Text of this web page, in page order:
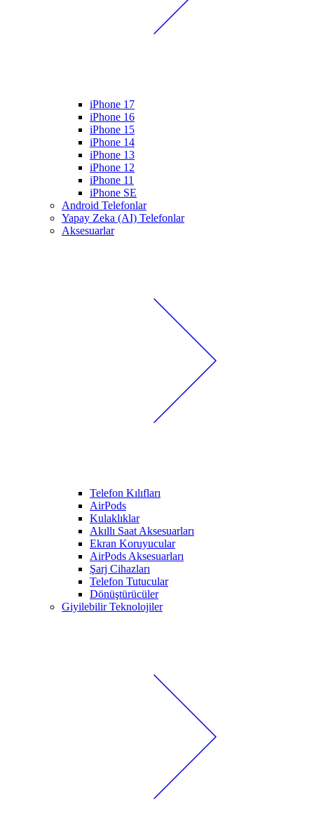
iPhone 17
iPhone 16
iPhone 15
iPhone 14
iPhone 13
iPhone 12
iPhone 11
iPhone SE
Android Telefonlar
Yapay Zeka (AI) Telefonlar
Aksesuarlar
Telefon Kılıfları
AirPods
Kulaklıklar
Akıllı Saat Aksesuarları
Ekran Koruyucular
AirPods Aksesuarları
Şarj Cihazları
Telefon Tutucular
Dönüştürücüler
Giyilebilir Teknolojiler